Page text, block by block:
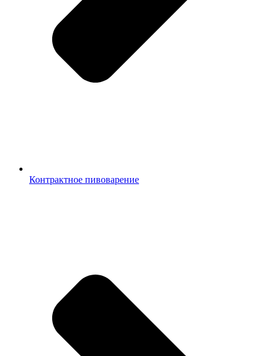
Контрактное пивоварение